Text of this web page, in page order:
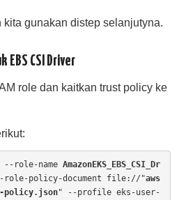
gunakan distep selanjutyna.
EBS CSI Driver
role dan kaitkan trust policy ke
--role-name AmazonEKS_EBS_CSI_Dr
role-policy-document file://"aws
policy.json" --profile eks-user-